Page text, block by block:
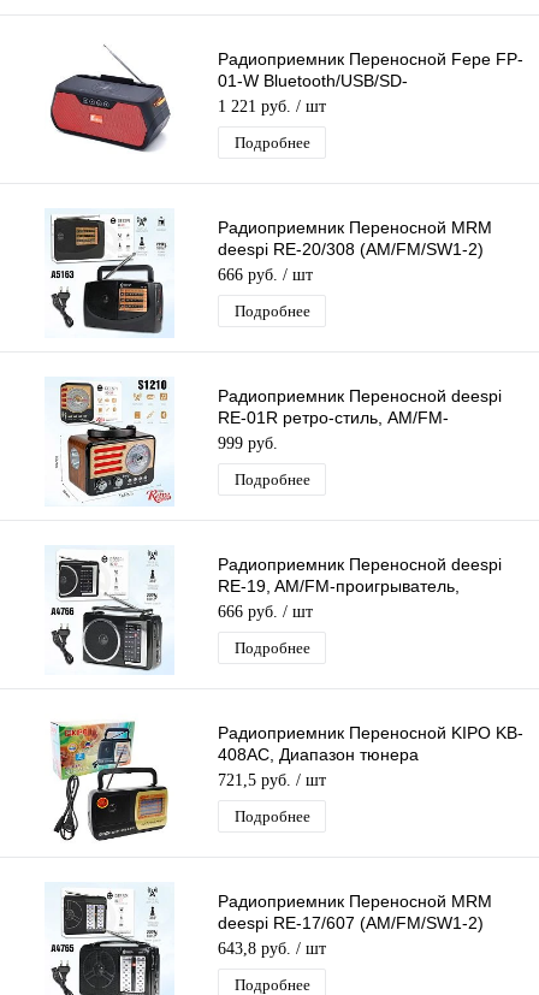
Радиоприемник Переносной Fepe FP-
01-W Bluetooth/USB/SD-
проигрыватель Питание от
Аккумулятора / 220В
1 221 руб. / шт
Подробнее
Радиоприемник Переносной MRM
deespi RE-20/308 (AM/FM/SW1-2)
проигрыватель, Питание: 220В
666 руб. / шт
Подробнее
Радиоприемник Переносной deespi
RE-01R ретро-стиль, AM/FM-
проигрыватель, питание
аккумулятор/220В
999 руб.
Подробнее
Радиоприемник Переносной deespi
RE-19, AM/FM-проигрыватель,
питание аккумулятор/220В
666 руб. / шт
Подробнее
Радиоприемник Переносной KIPO KB-
408AC, Диапазон тюнера
AM/FM/TV/SW1-2, Питание 220В
721,5 руб. / шт
Подробнее
Радиоприемник Переносной MRM
deespi RE-17/607 (AM/FM/SW1-2)
проигрыватель, Питание: 220В
643,8 руб. / шт
Подробнее